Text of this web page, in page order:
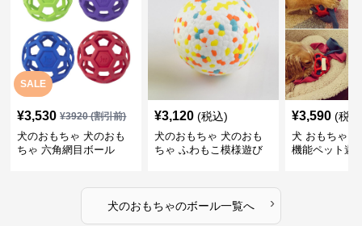
SALE
¥3,530 ¥3920(割引前)
犬のおもちゃ 犬のおも
ちゃ 六角網目ボール
¥3,120 (税込)
犬のおもちゃ 犬のおも
ちゃ ふわもこ模様遊び
¥3,590 (税
犬 おもちゃ
機能ペット遊
犬のおもちゃのボール一覧へ ›